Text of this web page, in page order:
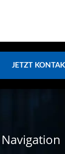
JETZT
Navigation